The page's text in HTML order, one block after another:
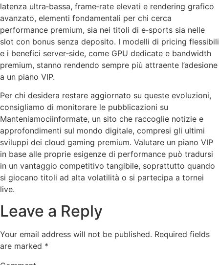
latenza ultra‑bassa, frame‑rate elevati e rendering grafico
avanzato, elementi fondamentali per chi cerca
performance premium, sia nei titoli di e‑sports sia nelle
slot con bonus senza deposito. I modelli di pricing flessibili
e i benefici server‑side, come GPU dedicate e bandwidth
premium, stanno rendendo sempre più attraente l’adesione
a un piano VIP.
Per chi desidera restare aggiornato su queste evoluzioni,
consigliamo di monitorare le pubblicazioni su
Manteniamociinformate, un sito che raccoglie notizie e
approfondimenti sul mondo digitale, compresi gli ultimi
sviluppi dei cloud gaming premium. Valutare un piano VIP
in base alle proprie esigenze di performance può tradursi
in un vantaggio competitivo tangibile, soprattutto quando
si giocano titoli ad alta volatilità o si partecipa a tornei
live.
Leave a Reply
Your email address will not be published. Required fields
are marked *